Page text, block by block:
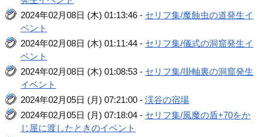
2024年02月08日 (木) 01:13:46 - セリフ集/魔蝕虫の道発生イ
ベント
2024年02月08日 (木) 01:11:44 - セリフ集/儀式の洞窟発生イ
ベント
2024年02月08日 (木) 01:08:53 - セリフ集/掛軸裏の洞窟発生
イベント
2024年02月05日 (月) 07:21:00 -渓谷の宿場
2024年02月05日 (月) 07:18:04 - セリフ集/風魔の盾+70をか
じ屋に渡したときのイベント